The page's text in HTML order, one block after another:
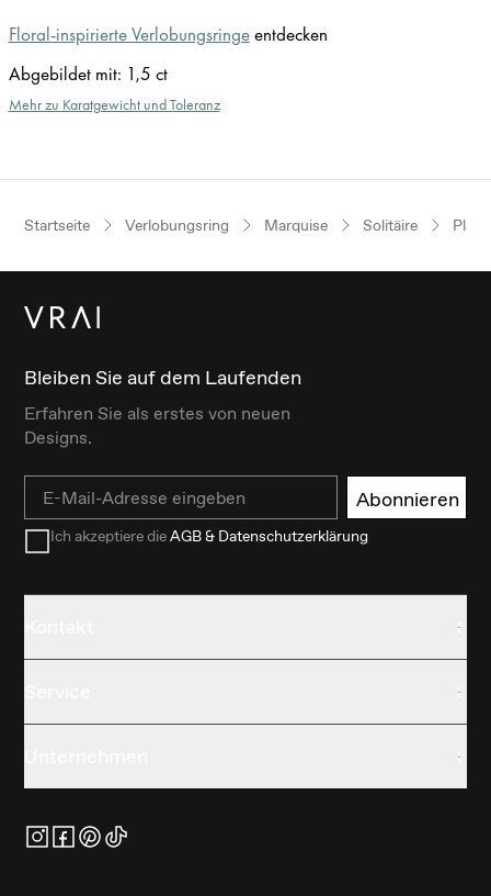
Floral-inspirierte Verlobungsringeentdecken
Abgebildet mit: 1,5 ct
Mehr zu Karatgewicht und Toleranz
Startseite Verlobungsring Marquise Solitäire Platin
Bleiben Sie auf dem Laufenden
Erfahren Sie als erstes von neuen
Designs.
Email Abonnieren
Ich akzeptiere dieAGB & Datenschutzerklärung